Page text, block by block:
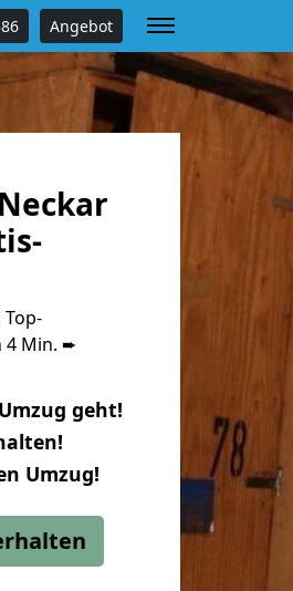
Angebot
4 Min. ➨
geht!
Umzug!